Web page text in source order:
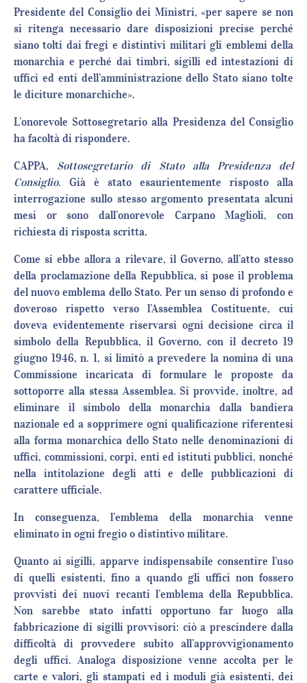
Presidente del Consiglio dei Ministri, «per sapere se non
si ritenga necessario dare disposizioni precise perché
siano tolti dai fregi e distintivi militari gli emblemi della
monarchia e perché dai timbri, sigilli ed intestazioni di
uffici ed enti dell’amministrazione dello Stato siano tolte
le diciture monarchiche».
L’onorevole Sottosegretario alla Presidenza del Consiglio
ha facoltà di rispondere.
CAPPA, Sottosegretario di Stato alla Presidenza del
Consiglio. Già è stato esaurientemente risposto alla
interrogazione sullo stesso argomento presentata alcuni
mesi or sono dall’onorevole Carpano Maglioli, con
richiesta di risposta scritta.
Come si ebbe allora a rilevare, il Governo, all’atto stesso
della proclamazione della Repubblica, si pose il problema
del nuovo emblema dello Stato. Per un senso di profondo e
doveroso rispetto verso l’Assemblea Costituente, cui
doveva evidentemente riservarsi ogni decisione circa il
simbolo della Repubblica, il Governo, con il decreto 19
giugno 1946, n. 1, si limitò a prevedere la nomina di una
Commissione incaricata di formulare le proposte da
sottoporre alla stessa Assemblea. Si provvide, inoltre, ad
eliminare il simbolo della monarchia dalla bandiera
nazionale ed a sopprimere ogni qualificazione riferentesi
alla forma monarchica dello Stato nelle denominazioni di
uffici, commissioni, corpi, enti ed istituti pubblici, nonché
nella intitolazione degli atti e delle pubblicazioni di
carattere ufficiale.
In conseguenza, l’emblema della monarchia venne
eliminato in ogni fregio o distintivo militare.
Quanto ai sigilli, apparve indispensabile consentire l’uso
di quelli esistenti, fino a quando gli uffici non fossero
provvisti dei nuovi recanti l’emblema della Repubblica.
Non sarebbe stato infatti opportuno far luogo alla
fabbricazione di sigilli provvisori: ciò a prescindere dalla
difficoltà di provvedere subito all’approvvigionamento
degli uffici. Analoga disposizione venne accolta per le
carte e valori, gli stampati ed i moduli già esistenti, dei